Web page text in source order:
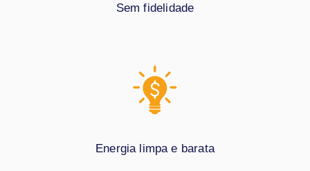
Sem fidelidade
Energia limpa e barata